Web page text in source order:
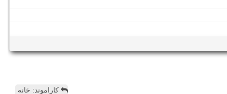
کاراموند: خانه